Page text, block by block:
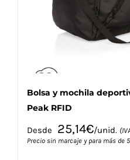
en
la
página
de
Bolsa y mochila
Peak RFID
Desde 25,14€/unid.
Precio sin marcaje y para más de